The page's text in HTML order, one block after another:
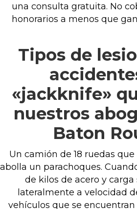
una consulta gratuita. No
honorarios a menos que
Tipos de
«jackknife»
nuestros
Baton
Un camión de 18 ruedas
abolla un parachoques.
de kilos de acero y carga
lateralmente a velocidad
vehículos que se